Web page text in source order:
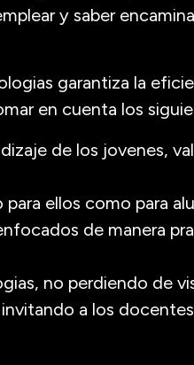
y saber
garantiza la
en cuenta los
de los jovenes,
ellos como para
de manera
no perdiendo de
a los